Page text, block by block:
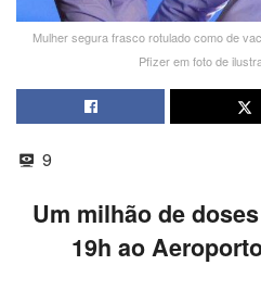
Mulher segura frasco rotulado como de
Pfizer em foto de
9
Um milhão de
19h ao